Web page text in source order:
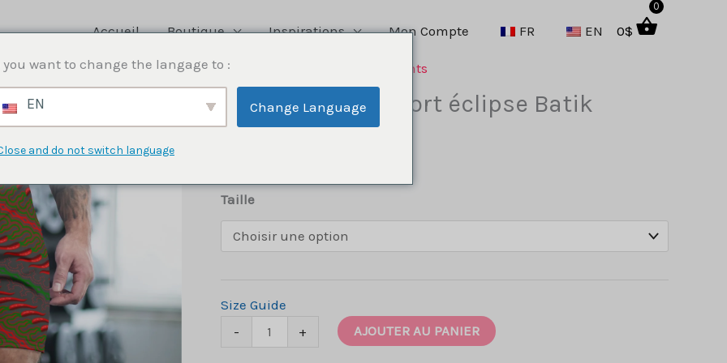
Accueil Boutique Inspirations Mon Compte FR EN 0$
0
Bas Vêtements
All over print : short éclipse Batik
Barong
Taille
Size Guide
-
quantité
+ AJOUTER AU PANIER
you want to change the langage to :
EN Change Language
and do not switch language